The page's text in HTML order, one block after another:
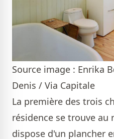
Source image : Enrika
Denis / Via Capitale
La première des trois
résidence se trouve au
dispose d'un plancher